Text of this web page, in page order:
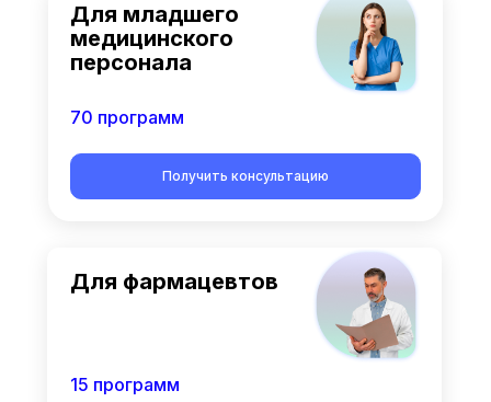
Для младшего
медицинского
персонала
70 программ
Получить консультацию
Для фармацевтов
15 программ